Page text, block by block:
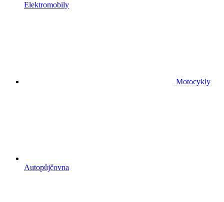
Elektromobily
Motocykly
Autopůjčovna